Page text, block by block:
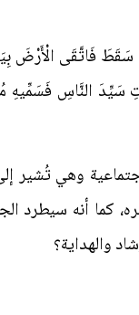
فَاتَّقَى الْأَرْضَ
النَّاسِ فَسَمِّيهِ
وهي
كما أنه سيطرد
والهداية؟